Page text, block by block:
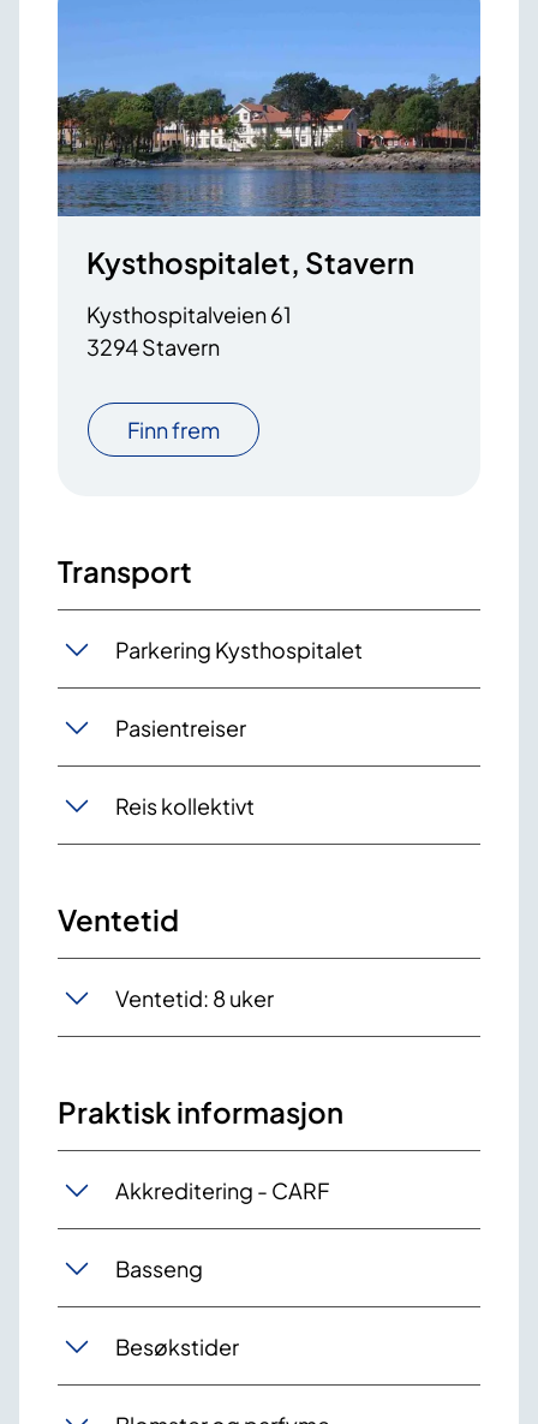
Kysthospitalet, Stavern
Kysthospitalveien 61
3294 Stavern
Finn frem
Transport
Parkering Kysthospitalet
Pasientreiser
Reis kollektivt
Ventetid
Ventetid: 8 uker
Praktisk informasjon
Akkreditering - CARF
Basseng
Besøkstider